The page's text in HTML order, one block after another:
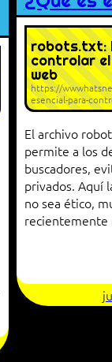
robots.txt:
controlar
web
https://
esencial-para-
El archivo
permite a los
buscadores,
privados. Aquí
no sea ético,
recientemente